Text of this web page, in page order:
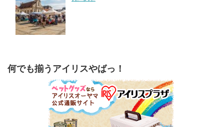
何でも揃うアイリスやばっ！